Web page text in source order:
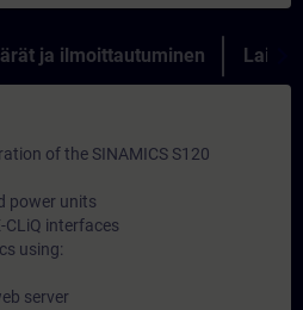
ja ilmoittautuminen
of the SINAMICS S120
power units
CLiQ interfaces
using:
server